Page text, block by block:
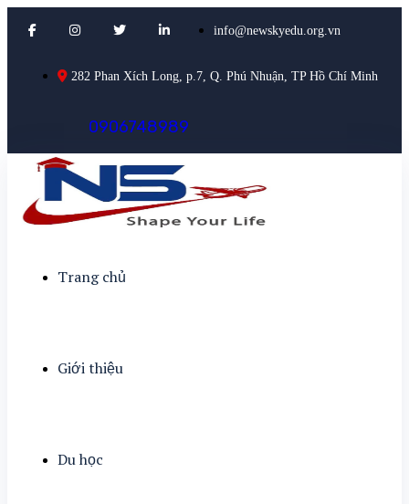
info@newskyedu.org.vn
282 Phan Xích Long, p.7, Q. Phú Nhuận, TP Hồ Chí Minh
0906748989
Trang chủ
Giới thiệu
Du học